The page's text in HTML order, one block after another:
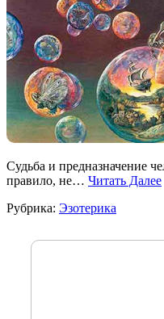
Судьба и предназначение
правило, не… Читать Далее
Рубрика: Эзотерика